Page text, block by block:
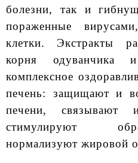
болезни, так и
пораженные
клетки. Экстракты
корня одуванчика
комплексное
печень: защищают и
печени, связывают
стимулируют
нормализуют жировой